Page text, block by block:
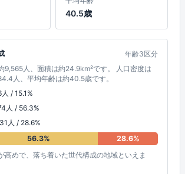
40.5歳
年齢3区分
9,565人、面積は約24.9km²です。 人口密度は
人、平均年齢は約40.5歳です。
/ 15.1%
人 / 56.3%
人 / 28.6%
56.3%
28.6%
高めで、落ち着いた世代構成の地域といえま